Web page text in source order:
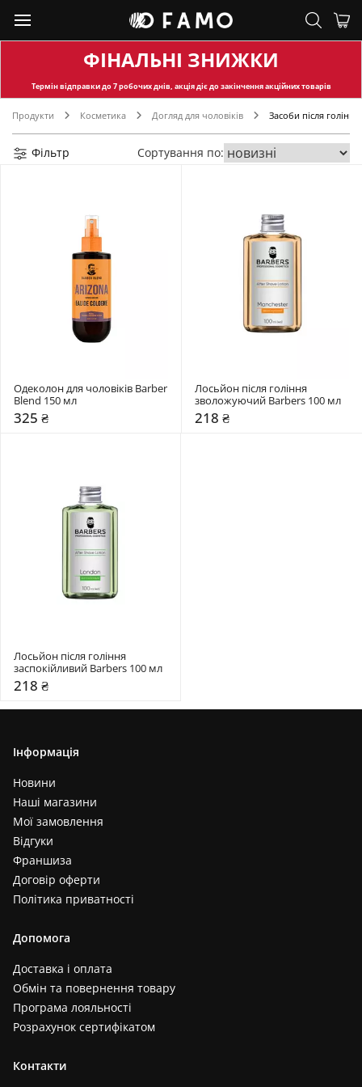
ФІНАЛЬНІ ЗНИЖКИ
Термін відправкидо 7 робочих днів, акція діє до закінчення акційних товарів
Продукти Косметика Догляд для чоловіків Засоби після гоління
Фільтр Сортування по:
Одеколон для чоловіків Barber
Blend 150 мл
325 ₴
Лосьйон після гоління
зволожуючий Barbers 100 мл
218 ₴
Лосьйон після гоління
заспокійливий Barbers 100 мл
218 ₴
Інформація
Новини
Наші магазини
Мої замовлення
Відгуки
Франшиза
Договір оферти
Політика приватності
Допомога
Доставка і оплата
Обмін та повернення товару
Програма лояльності
Розрахунок сертифікатом
Контакти